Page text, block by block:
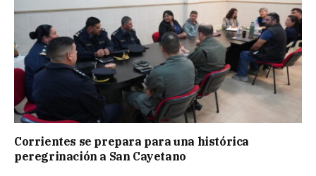
Corrientes se prepara para una histórica
peregrinación a San Cayetano